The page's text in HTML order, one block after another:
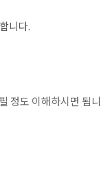
니다.
도 이해하시면 됩니